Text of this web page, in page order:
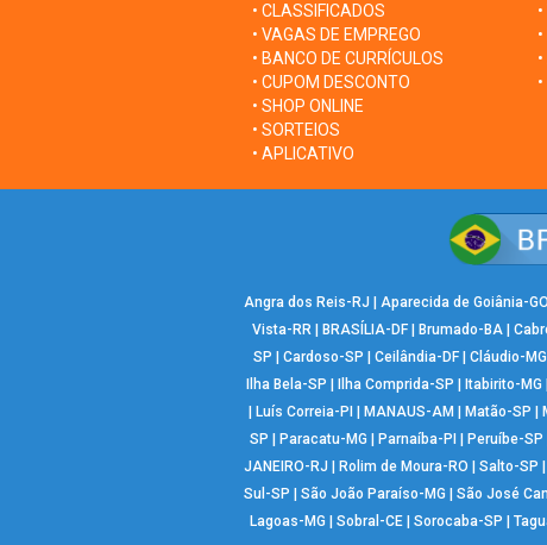
• CLASSIFICADOS
• VAGAS DE EMPREGO
• BANCO DE CURRÍCULOS
• CUPOM DESCONTO
• SHOP ONLINE
• SORTEIOS
• APLICATIVO
Angra dos Reis-RJ Aparecida de Goiânia-GO
Vista-RR| BRASÍLIA-DF| Brumado-BA|
SP
Cardoso-SP Ceilândia-DF Cláudio-MG
Ilha Bela-SP
Ilha Comprida-SP Itabirito-MG
Luís Correia-PI MANAUS-AM Matão-SP
SP
Paracatu-MG Parnaíba-PI Peruíbe-SP
JANEIRO-RJ
Rolim de Moura-RO Salto-SP
Sul-SP
São João Paraíso-MG São José
Lagoas-MG
Sobral-CE| Sorocaba-SP